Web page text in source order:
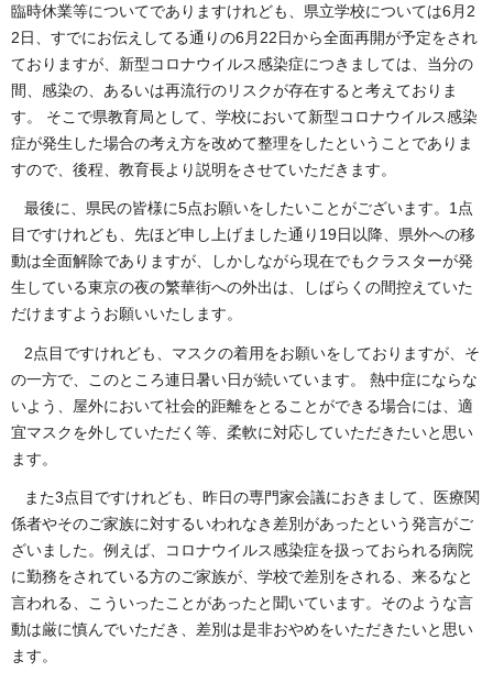
臨時休業等についてでありますけれども、県立学校については6月2
2日、すでにお伝えしてる通りの6月22日から全面再開が予定をされ
ておりますが、新型コロナウイルス感染症につきましては、当分の
間、感染の、あるいは再流行のリスクが存在すると考えておりま
す。 そこで県教育局として、学校において新型コロナウイルス感染
症が発生した場合の考え方を改めて整理をしたということでありま
すので、後程、教育長より説明をさせていただきます。
最後に、県民の皆様に5点お願いをしたいことがございます。1点
目ですけれども、先ほど申し上げました通り19日以降、県外への移
動は全面解除でありますが、しかしながら現在でもクラスターが発
生している東京の夜の繁華街への外出は、しばらくの間控えていた
だけますようお願いいたします。
2点目ですけれども、マスクの着用をお願いをしておりますが、そ
の一方で、このところ連日暑い日が続いています。 熱中症にならな
いよう、屋外において社会的距離をとることができる場合には、適
宜マスクを外していただく等、柔軟に対応していただきたいと思い
ます。
また3点目ですけれども、昨日の専門家会議におきまして、医療関
係者やそのご家族に対するいわれなき差別があったという発言がご
ざいました。例えば、コロナウイルス感染症を扱っておられる病院
に勤務をされている方のご家族が、学校で差別をされる、来るなと
言われる、こういったことがあったと聞いています。そのような言
動は厳に慎んでいただき、差別は是非おやめをいただきたいと思い
ます。